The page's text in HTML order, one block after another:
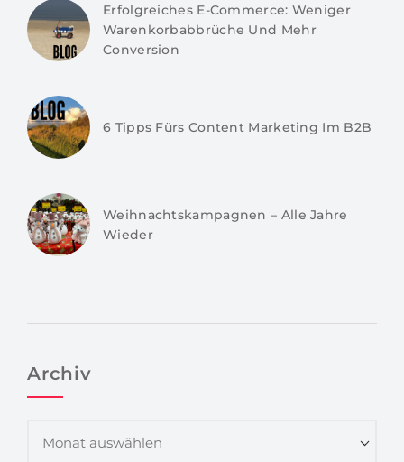
Erfolgreiches E-Commerce: Weniger
Warenkorbabbrüche Und Mehr
Conversion
6 Tipps Fürs Content Marketing Im B2B
Weihnachtskampagnen – Alle Jahre
Wieder
Archiv